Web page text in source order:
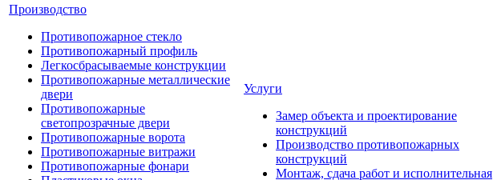
Производство
Противопожарное стекло
Противопожарный профиль
Легкосбрасываемые конструкции
Противопожарные металлические
двери
Противопожарные
светопрозрачные двери
Противопожарные ворота
Противопожарные витражи
Противопожарные фонари
Услуги
Замер объекта и проектирование
конструкций
Производство противопожарных
конструкций
Монтаж, сдача работ и исполнительная